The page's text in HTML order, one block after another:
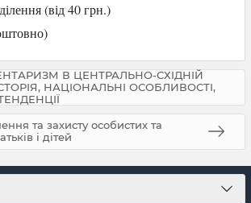
(від 40 грн.)
В ЦЕНТРАЛЬНО-СХІДНІЙ
НАЦІОНАЛЬНІ ОСОБЛИВОСТІ,
та захисту особистих та
і дітей